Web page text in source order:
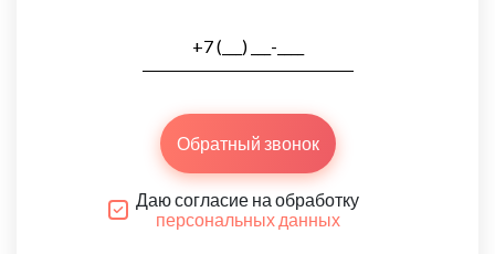
Обратный звонок
Даю согласие на обработку
персональных данных